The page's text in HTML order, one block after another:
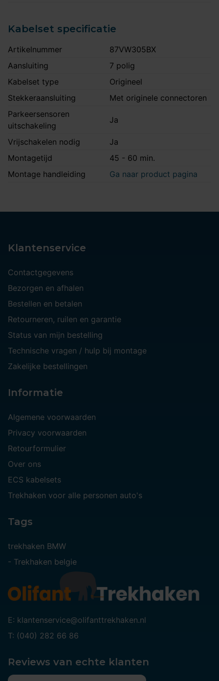
Kabelset specificatie
Artikelnummer
87VW305BX
Aansluiting
7 polig
Kabelset type
Origineel
Stekkeraansluiting
Met originele connectoren
Parkeersensoren
uitschakeling
Ja
Vrijschakelen nodig
Ja
Montagetijd
45 - 60 min.
Montage handleiding
Ga naar product pagina
Klantenservice
Contactgegevens
Bezorgen en afhalen
Bestellen en betalen
Retourneren, ruilen en garantie
Status van mijn bestelling
Technische vragen / hulp bij montage
Zakelijke bestellingen
Informatie
Algemene voorwaarden
Privacy voorwaarden
Retourformulier
Over ons
ECS kabelsets
Trekhaken voor alle personen auto's
Tags
trekhaken BMW
- Trekhaken belgie
E: klantenservice@olifanttrekhaken.nl
T: (040) 282 66 86
Reviews van echte klanten